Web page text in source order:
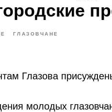
ГЛАЗОВЧАНЕ
Глазова
молодых